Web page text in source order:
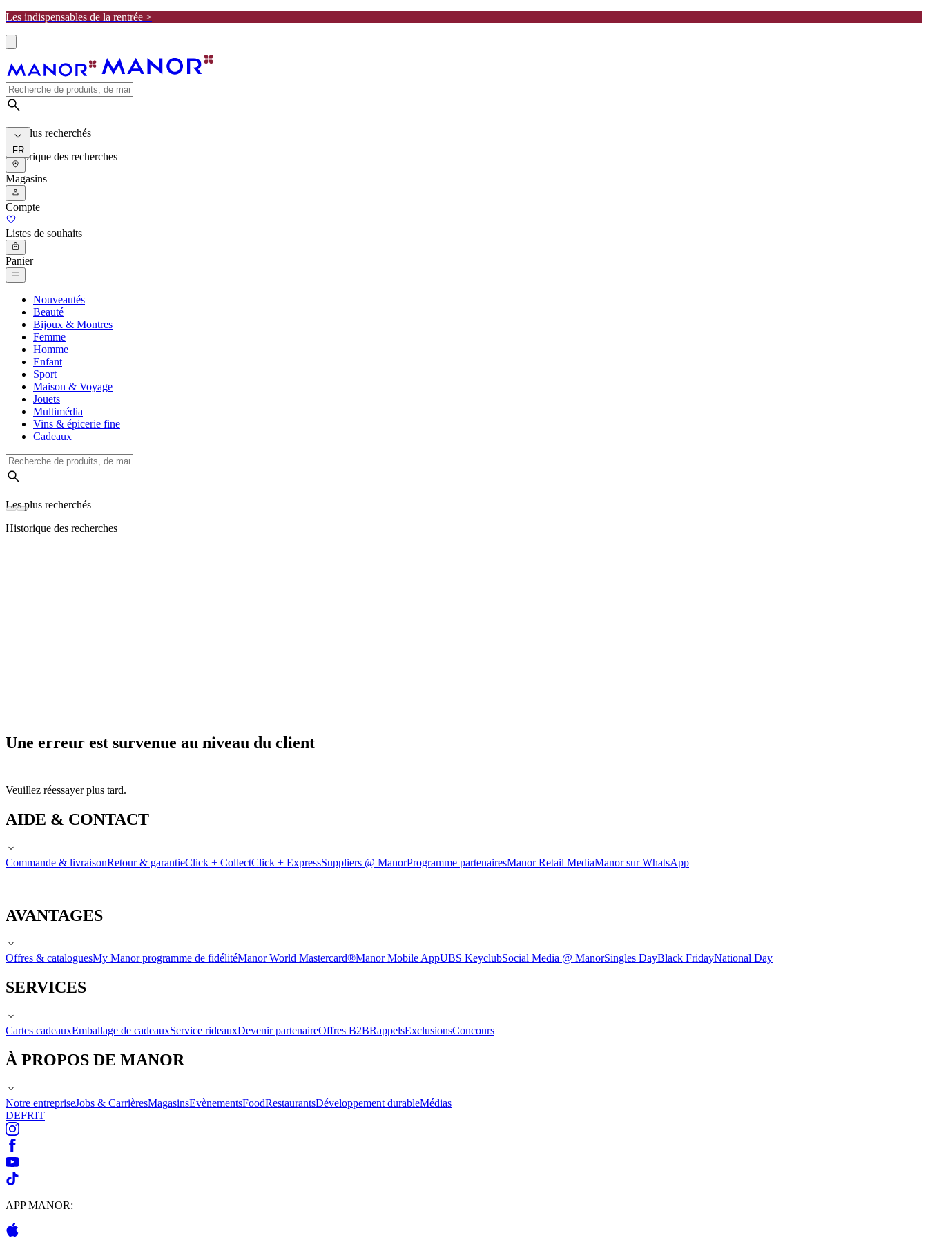
Les indispensables de la rentrée >
Les plus recherchés
Historique des recherches
FR
Magasins
Compte
Listes de souhaits
Panier
Nouveautés
Beauté
Bijoux & Montres
Femme
Homme
Enfant
Sport
Maison & Voyage
Jouets
Multimédia
Vins & épicerie fine
Cadeaux
Les plus recherchés
Historique des recherches
Une erreur est survenue au niveau du client
Veuillez réessayer plus tard.
AIDE & CONTACT
Commande & livraisonRetour & garantieClick + CollectClick + ExpressSuppliers @ ManorProgramme partenairesManor Retail MediaManor sur WhatsApp
AVANTAGES
Offres & cataloguesMy Manor programme de fidélitéManor World Mastercard®Manor Mobile AppUBS KeyclubSocial Media @ ManorSingles DayBlack FridayNational Day
SERVICES
Cartes cadeauxEmballage de cadeauxService rideauxDevenir partenaireOffres B2BRappelsExclusionsConcours
À PROPOS DE MANOR
Notre entrepriseJobs & CarrièresMagasinsEvènementsFoodRestaurantsDéveloppement durableMédias
DEFRIT
APP MANOR: